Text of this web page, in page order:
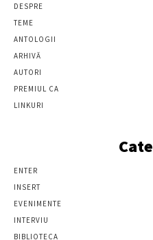
DESPRE
TEME
ANTOLOGII
ARHIVĂ
AUTORI
PREMIUL CA
LINKURI
ENTER
INSERT
EVENIMENTE
INTERVIU
BIBLIOTECA